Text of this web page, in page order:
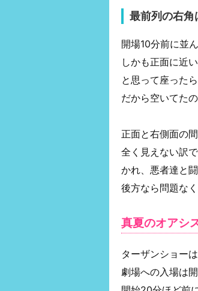
最前列の右角
開場10分前に並
しかも正面に近
と思って座った
だから空いてたの
正面と右側面の
全く見えない訳
かれ、悪者達と
後方なら問題な
真夏のオアシ
ターザンショー
劇場への入場は開